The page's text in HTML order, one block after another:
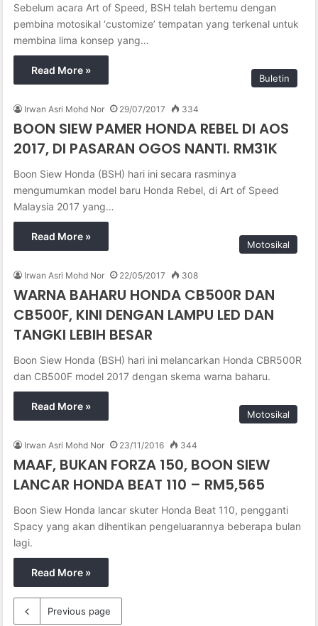
Sebelum acara Art of Speed, BSH telah bertemu dengan
pembina motosikal ‘customize’ tempatan yang terkenal untuk
membina lima konsep yang…
Read More »
Buletin
Irwan Asri Mohd Nor 29/07/2017 334
BOON SIEW PAMER HONDA REBEL DI AOS
2017, DI PASARAN OGOS NANTI. RM31K
Boon Siew Honda (BSH) hari ini secara rasminya
mengumumkan model baru Honda Rebel, di Art of Speed
Malaysia 2017 yang…
Read More »
Motosikal
Irwan Asri Mohd Nor 22/05/2017 308
WARNA BAHARU HONDA CB500R DAN
CB500F, KINI DENGAN LAMPU LED DAN
TANGKI LEBIH BESAR
Boon Siew Honda (BSH) hari ini melancarkan Honda CBR500R
dan CB500F model 2017 dengan skema warna baharu.
Read More »
Motosikal
Irwan Asri Mohd Nor 23/11/2016 344
MAAF, BUKAN FORZA 150, BOON SIEW
LANCAR HONDA BEAT 110 – RM5,565
Boon Siew Honda lancar skuter Honda Beat 110, pengganti
Spacy yang akan dihentikan pengeluarannya beberapa bulan
lagi.
Read More »
Previous page